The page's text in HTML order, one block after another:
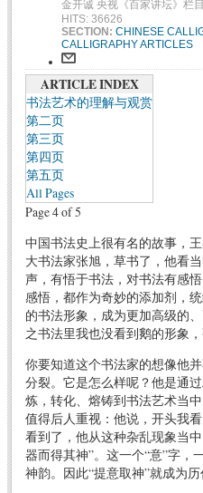
金开诚 央视《百家讲坛》栏目
HITS: 36626
SECTION: CHINESE
CALLIGRAPHY ARTICLES
ARTICLE INDEX
书法艺术的理解与观赏
第二页
第三页
第四页
第五页
All Pages
Page 4 of 5
中国书法史上很有名的故事，
大书法家张旭，草书了，他看
声，有悟于书法，对书法有感
感悟，都作为奇妙的添加剂，
的书法形象，成为更加高级的
之书法里我也没看到鹅的形象
你要知道这个书法家的想像他
分裂。它是怎么样呢？他是通
炼，转化、熔铸到书法艺术当
值得后人重视：他说，开头我
看到了，他从这种杂乱现象当
器而得其神”。这一个“意”字，
神韵。因此“提意取神”就成为